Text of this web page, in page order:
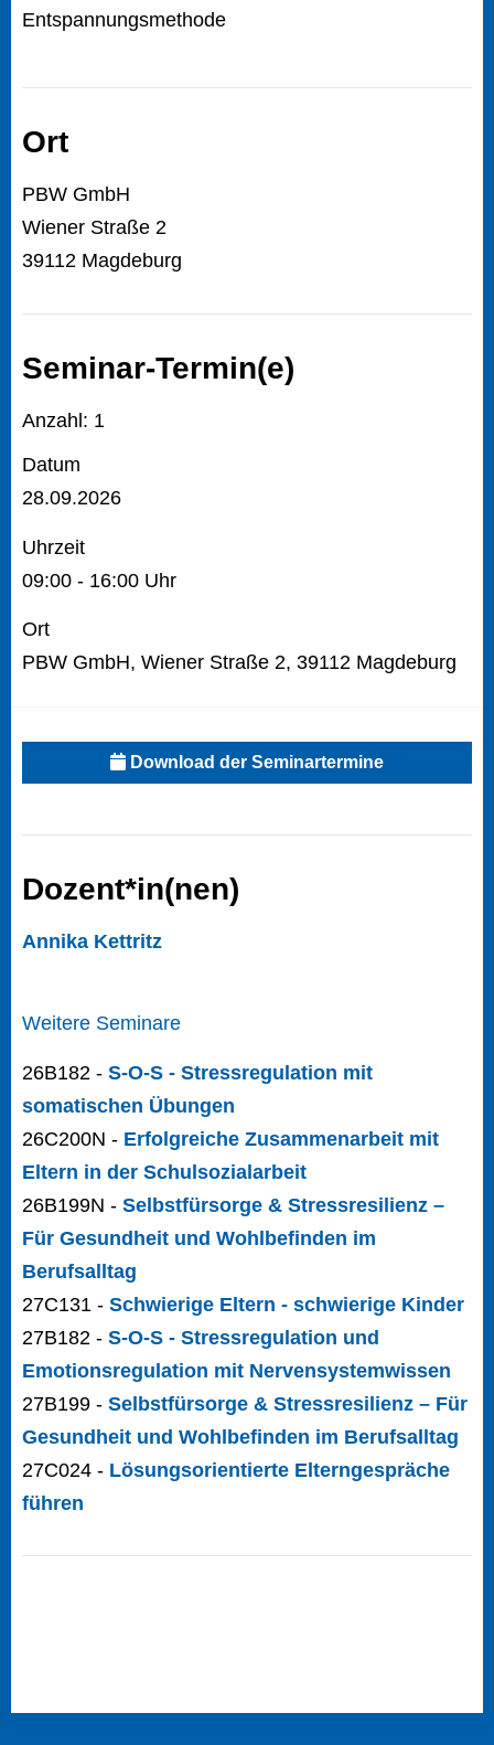
Entspannungsmethode
Ort
PBW GmbH
Wiener Straße 2
39112 Magdeburg
Seminar-Termin(e)
Anzahl: 1
Datum
28.09.2026
Uhrzeit
09:00 - 16:00 Uhr
Ort
PBW GmbH, Wiener Straße 2, 39112 Magdeburg
Download der Seminartermine
Dozent*in(nen)
Annika Kettritz
Weitere Seminare
26B182 - S-O-S - Stressregulation mit
somatischen Übungen
26C200N - Erfolgreiche Zusammenarbeit mit
Eltern in der Schulsozialarbeit
26B199N - Selbstfürsorge & Stressresilienz –
Für Gesundheit und Wohlbefinden im
Berufsalltag
27C131 - Schwierige Eltern - schwierige Kinder
27B182 - S-O-S - Stressregulation und
Emotionsregulation mit Nervensystemwissen
27B199 - Selbstfürsorge & Stressresilienz – Für
Gesundheit und Wohlbefinden im Berufsalltag
27C024 - Lösungsorientierte Elterngespräche
führen